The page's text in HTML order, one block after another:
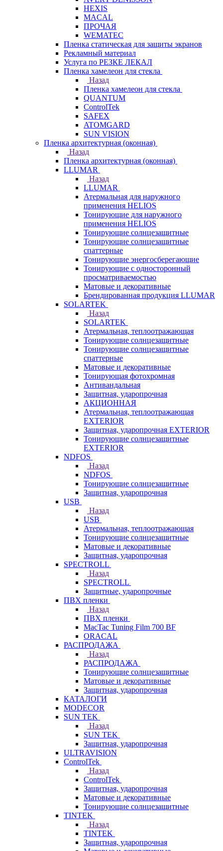
HEXIS
MACAL
ПРОЧАЯ
WEMATEC
Пленка статическая для защиты экранов
Рекламный материал
Услуга по РЕЗКЕ ЛЕКАЛ
Пленка хамелеон для стекла
Назад
Пленка хамелеон для стекла
QUANTUM
ControlTek
SAFEX
ATOMGARD
SUN VISION
Пленка архитектурная (оконная)
Назад
Пленка архитектурная (оконная)
LLUMAR
Назад
LLUMAR
Атермальная для наружного
применения HELIOS
Тонирующие для наружного
применения HELIOS
Тонирующие солнцезащитные
Тонирующие солнцезащитные
спаттерные
Тонирующие энергосберегающие
Тонирующие с односторонный
просматриваемостью
Матовые и декоративные
Брендированная продукция LLUMAR
SOLARTEK
Назад
SOLARTEK
Атермальная, теплоотражающая
Тонирующие солнцезащитные
Тонирующие солнцезащитные
спаттерные
Матовые и декоративные
Тонирующая фотохромная
Антивандальная
Защитная, ударопрочная
АКЦИОННАЯ
Атермальная, теплоотражающая
EXTERIOR
Защитная, ударопрочная EXTERIOR
Тонирующие солнцезащитные
EXTERIOR
NDFOS
Назад
NDFOS
Тонирующие солнцезащитные
Защитная, ударопрочная
USB
Назад
USB
Атермальная, теплоотражающая
Тонирующие солнцезащитные
Матовые и декоративные
Защитная, ударопрочная
SPECTROLL
Назад
SPECTROLL
Защитные, ударопрочные
ПВХ пленки
Назад
ПВХ пленки
MacTac Tuning Film 700 BF
ORACAL
РАСПРОДАЖА
Назад
РАСПРОДАЖА
Тонирующие солнцезащитные
Матовые и декоративные
Защитная, ударопрочная
КАТАЛОГИ
MODECOR
SUN TEK
Назад
SUN TEK
Защитная, ударопрочная
ULTRAVISION
ControlTek
Назад
ControlTek
Защитная, ударопрочная
Матовые и декоративные
Тонирующие солнцезащитные
TINTEK
Назад
TINTEK
Защитная, ударопрочная